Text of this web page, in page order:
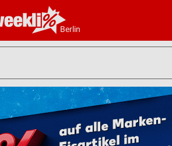
Berlin